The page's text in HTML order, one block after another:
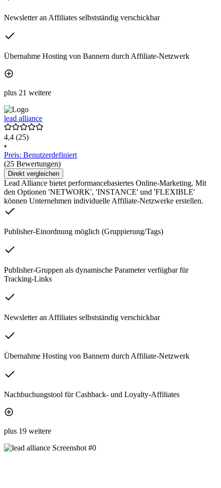
Newsletter an Affiliates selbstständig verschickbar
Übernahme Hosting von Bannern durch Affiliate-Netzwerk
plus 21 weitere
lead alliance
4,4 (25)
•
Preis: Benutzerdefiniert
(25 Bewertungen)
Direkt vergleichen
Lead Alliance bietet performancebasiertes Online-Marketing. Mit
den Optionen 'NETWORK', 'INSTANCE' und 'FLEXIBLE'
können Unternehmen individuelle Affiliate-Netzwerke erstellen.
Publisher-Einordnung möglich (Gruppierung/Tags)
Publisher-Gruppen als dynamische Parameter verfügbar für
Tracking-Links
Newsletter an Affiliates selbstständig verschickbar
Übernahme Hosting von Bannern durch Affiliate-Netzwerk
Nachbuchungstool für Cashback- und Loyalty-Affiliates
plus 19 weitere